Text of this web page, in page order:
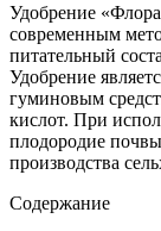
Удобрение
современным
питательный
Удобрение
гуминовым
кислот. При
плодородие
производства
Содержание